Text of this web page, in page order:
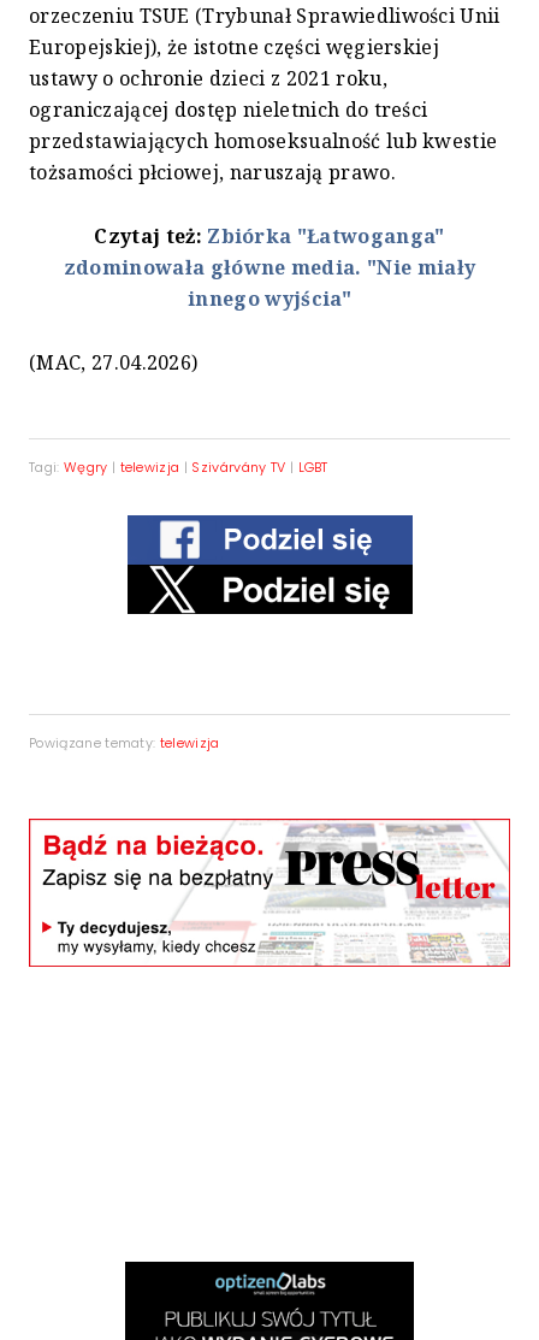
orzeczeniu TSUE (Trybunał Sprawiedliwości Unii
Europejskiej), że istotne części węgierskiej
ustawy o ochronie dzieci z 2021 roku,
ograniczającej dostęp nieletnich do treści
przedstawiających homoseksualność lub kwestie
tożsamości płciowej, naruszają prawo.
Czytaj też: Zbiórka "Łatwoganga"
zdominowała główne media. "Nie miały
innego wyjścia"
(MAC, 27.04.2026)
Tagi: Węgry | telewizja | Szivárvány TV | LGBT
Powiązane tematy: telewizja